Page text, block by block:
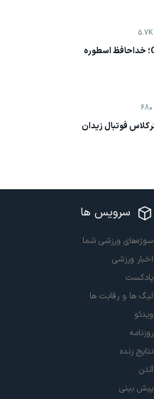
5.7K
680
سرویس ها
سوژه‌های ورزشی شما
اخبار ورزشی
پادکست
لیگ ها و رقابت ها
ویدئو
روزنامه
نتایج زنده
آنتن
پیش بینی